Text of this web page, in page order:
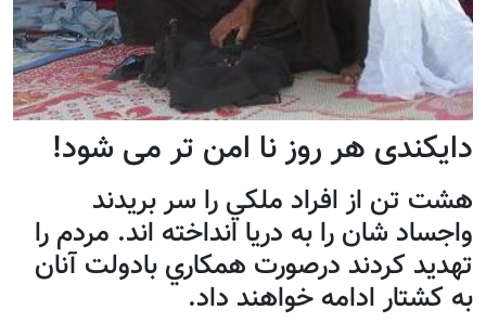
دایکندی هر روز نا امن تر می شود!
هشت تن از افراد ملكي را سر بريدند
واجساد شان را به دريا انداخته اند. مردم را
تهديد كردند درصورت همكاري بادولت آنان
به كشتار ادامه خواهند داد.